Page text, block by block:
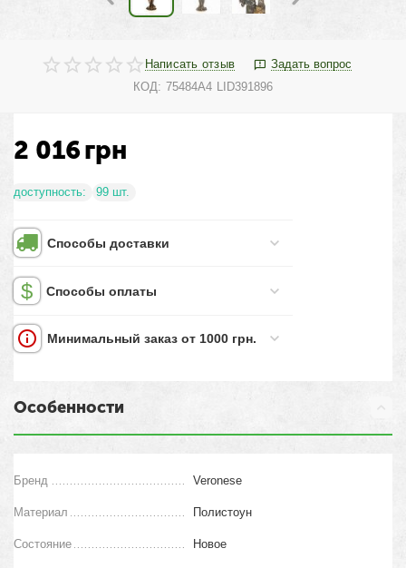
Написать отзыв
Задать вопрос
КОД: 75484A4 LID391896
2 016грн
доступность: 99 шт.
Способы доставки
Способы оплаты
Минимальный заказ от 1000 грн.
Особенности
Бренд Veronese
Материал Полистоун
Состояние Новое